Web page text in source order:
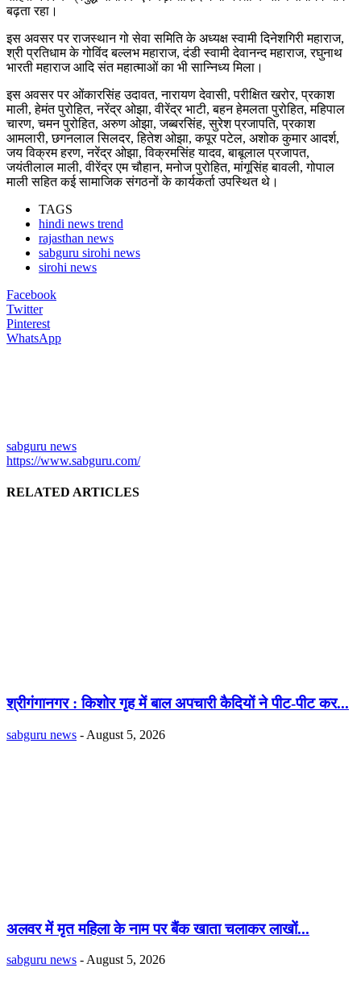
बढ़ता रहा।
इस अवसर पर राजस्थान गो सेवा समिति के अध्यक्ष स्वामी दिनेशगिरी महाराज,
श्री प्रतिधाम के गोविंद बल्लभ महाराज, दंडी स्वामी देवानन्द महाराज, रघुनाथ
भारती महाराज आदि संत महात्माओं का भी सान्निध्य मिला।
इस अवसर पर ओंकारसिंह उदावत, नारायण देवासी, परीक्षित खरोर, प्रकाश
माली, हेमंत पुरोहित, नरेंद्र ओझा, वीरेंद्र भाटी, बहन हेमलता पुरोहित, महिपाल
चारण, चमन पुरोहित, अरुण ओझा, जब्बरसिंह, सुरेश प्रजापति, प्रकाश
आमलारी, छगनलाल सिलदर, हितेश ओझा, कपूर पटेल, अशोक कुमार आदर्श,
जय विक्रम हरण, नरेंद्र ओझा, विक्रमसिंह यादव, बाबूलाल प्रजापत,
जयंतीलाल माली, वीरेंद्र एम चौहान, मनोज पुरोहित, मांगूसिंह बावली, गोपाल
माली सहित कई सामाजिक संगठनों के कार्यकर्ता उपस्थित थे।
TAGS
hindi news trend
rajasthan news
sabguru sirohi news
sirohi news
Facebook
Twitter
Pinterest
WhatsApp
sabguru news
https://www.sabguru.com/
RELATED ARTICLES
श्रीगंगानगर : किशोर गृह में बाल अपचारी कैदियों ने पीट-पीट कर...
sabguru news - August 5, 2026
अलवर में मृत महिला के नाम पर बैंक खाता चलाकर लाखों...
sabguru news - August 5, 2026